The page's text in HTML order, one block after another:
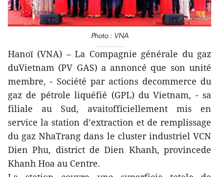
Photo : VNA
Hanoï (VNA) – La Compagnie générale du gaz
duVietnam (PV GAS) a annoncé que son unité
membre, - Société par actions decommerce du
gaz de pétrole liquéfié (GPL) du Vietnam, - sa
filiale au Sud, avaitofficiellement mis en
service la station d’extraction et de remplissage
du gaz NhaTrang dans le cluster industriel VCN
Dien Phu, district de Dien Khanh, provincede
Khanh Hoa au Centre.